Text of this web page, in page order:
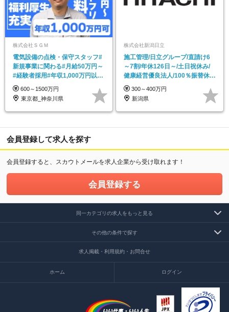
株式会社ＳＧＭ
電気設備の点検・保守スタッフ#
新規事業に関わる#月給50万円～
#経験者採用#年収1,000万円以上
も可
600～1500万円
東京都_神奈川県
株式会社新潟日立
施工管理/日立グループ/直請け6
～7割/年休126日～/土日祝休み/
健康経営優良法人/100％振替休日
を取得可
300～400万円
新潟県
会員登録して求人を探す
会員登録すると、スカウトメールを求人企業から受け取れます！
会員登録する
同一カテゴリの求人をもっと見る
その他の条件で探す
求人掲載・利用規約・お問合せ
ホーム ログイン